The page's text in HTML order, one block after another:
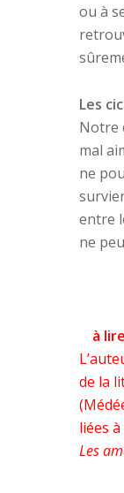
ou à
Les
Notre
mal
ne
entre
ne
à lire
de la
liées
Les